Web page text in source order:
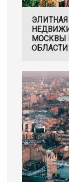
ЭЛИТНАЯ
МОСКВЫ
ОБЛАСТИ